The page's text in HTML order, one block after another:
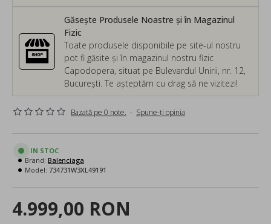
Găsește Produsele Noastre și în Magazinul
Fizic
Toate produsele disponibile pe site-ul nostru
pot fi găsite și în magazinul nostru fizic
Capodopera, situat pe Bulevardul Unirii, nr. 12,
București. Te așteptăm cu drag să ne vizitezi!
Bazată pe 0 note. - Spune-ţi opinia
4.999,00 RON
IN STOC
Brand: Balenciaga
Model: 734731W3XL49191